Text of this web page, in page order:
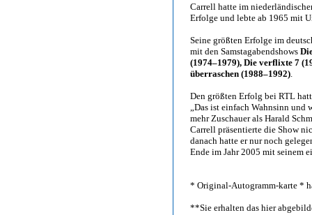
Carrell hatte im
Erfolge und lebte ab 1965 mit
Seine größten Erfolge im
mit den Samstagabendshows
(1974–1979), Die verflixte 7
überraschen (1988–1992).
Den größten Erfolg bei RTL
„Das ist einfach Wahnsinn und
mehr Zuschauer als Harald
Carrell präsentierte die Show
danach hatte er nur noch
Ende im Jahr 2005 mit seinem
* Original-Autogramm-karte *
**Sie erhalten das hier